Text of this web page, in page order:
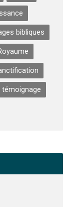
bibliques
témoignage